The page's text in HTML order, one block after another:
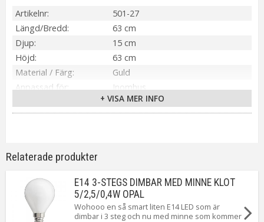
Artikelnr
501-27
Längd/Bredd
63 cm
Djup
15 cm
Höjd
63 cm
Material / Färg
Guld
Anpassad för
Inomhus
Star Trading AB
+ VISA MER INFO
Relaterade produkter
E14 3-STEGS DIMBAR MED MINNE KLOT
5/2,5/0,4W OPAL
Wohooo en så smart liten E14 LED som är
dimbar i 3 steg och nu med minne som kommer